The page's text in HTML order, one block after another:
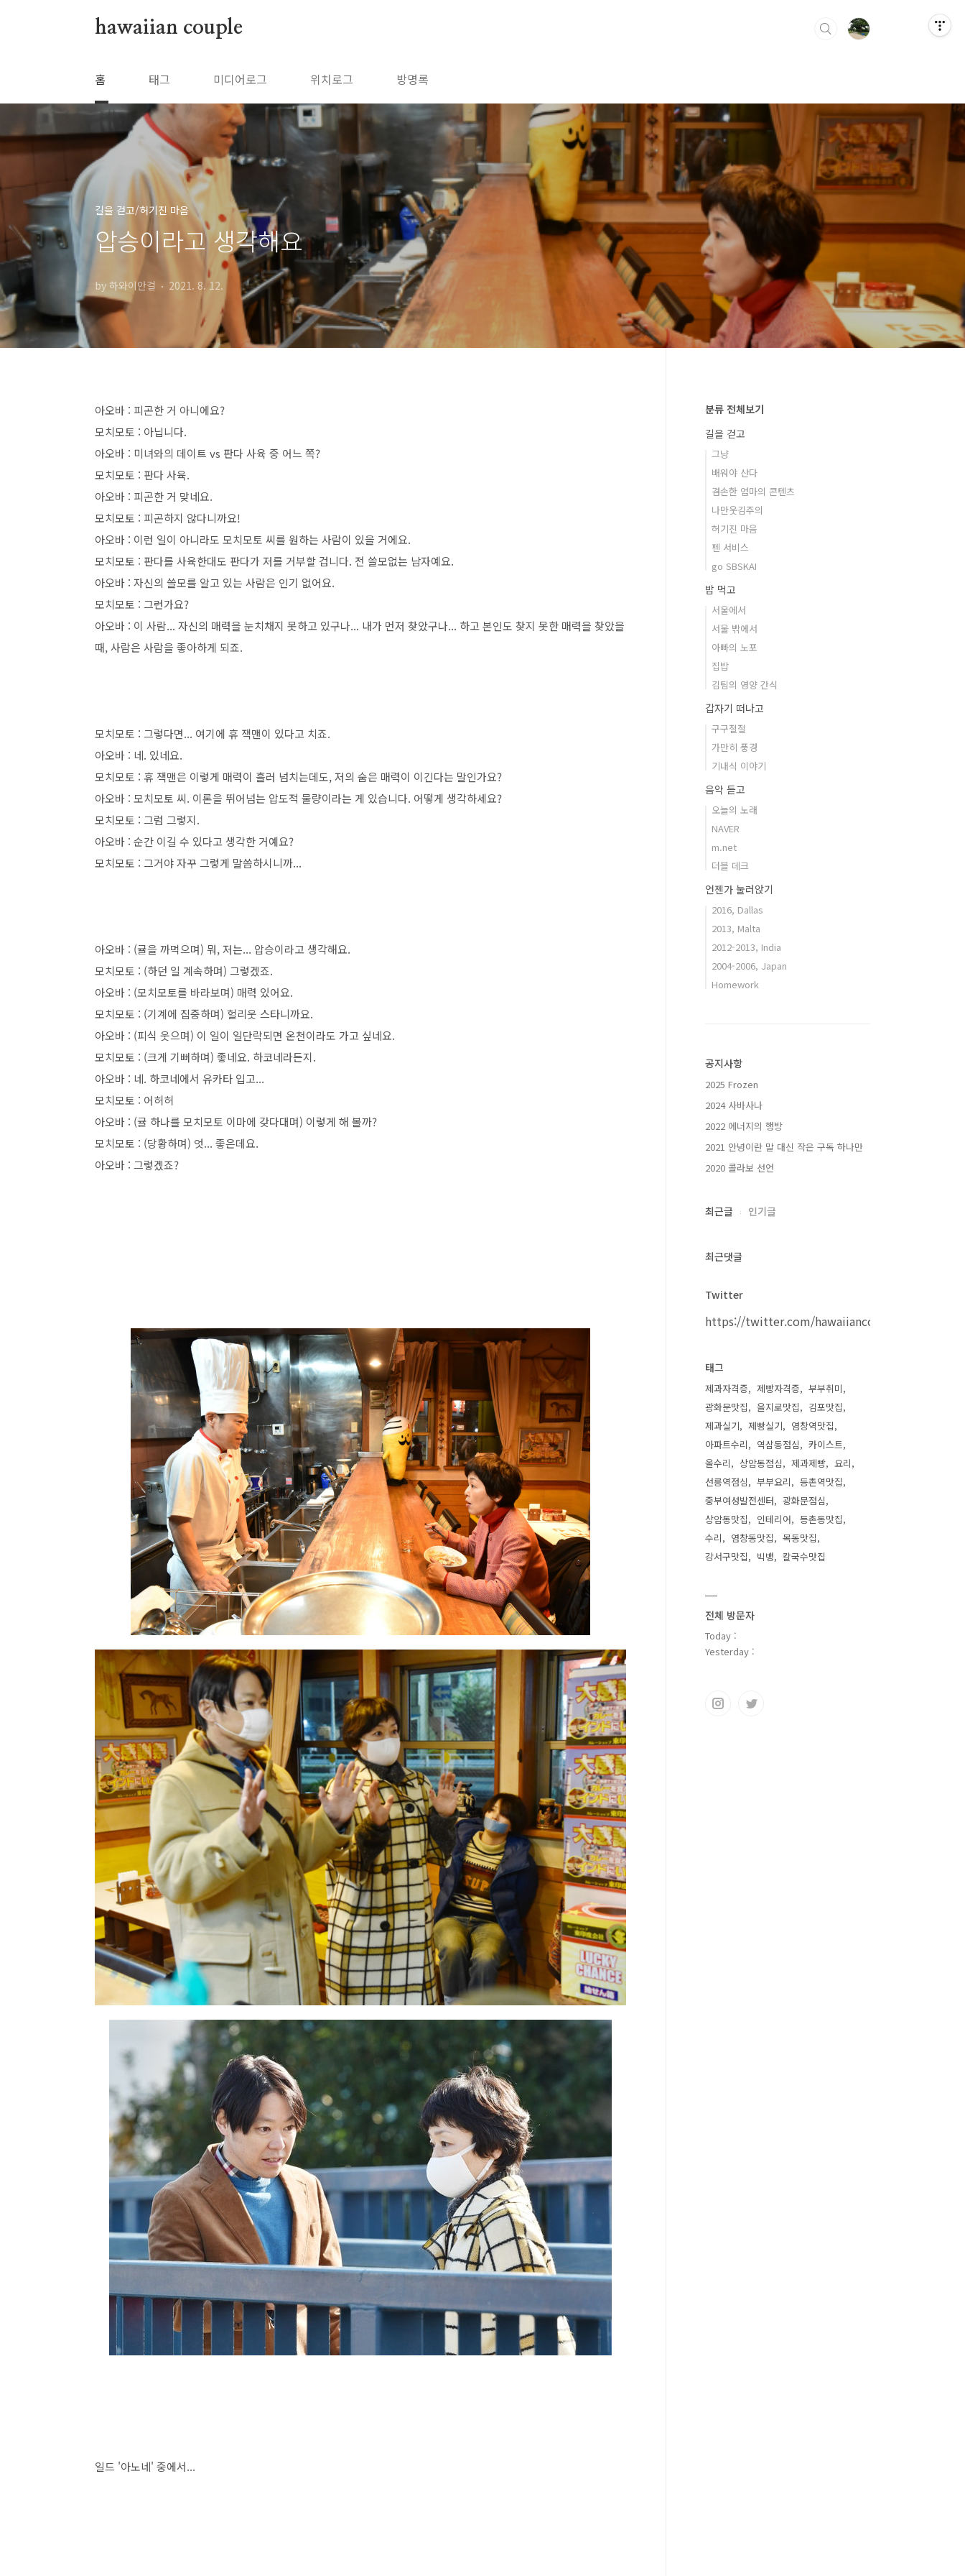
hawaiian couple
홈 태그 미디어로그 위치로그 방명록
길을 걷고/허기진 마음
압승이라고 생각해요
by 하와이안걸 2021. 8. 12.
아오바 : 피곤한 거 아니에요?
모치모토 : 아닙니다.
아오바 : 미녀와의 데이트 vs 판다 사육 중 어느 쪽?
모치모토 : 판다 사육.
아오바 : 피곤한 거 맞네요.
모치모토 : 피곤하지 않다니까요!
아오바 : 이런 일이 아니라도 모치모토 씨를 원하는 사람이 있을 거에요.
모치모토 : 판다를 사육한대도 판다가 저를 거부할 겁니다. 전 쓸모없는 남자예요.
아오바 : 자신의 쓸모를 알고 있는 사람은 인기 없어요.
모치모토 : 그런가요?
아오바 : 이 사람... 자신의 매력을 눈치채지 못하고 있구나... 내가 먼저 찾았구나... 하고 본인도 찾지 못한 매력을 찾았을
때, 사람은 사람을 좋아하게 되죠.
모치모토 : 그렇다면... 여기에 휴 잭맨이 있다고 치죠.
아오바 : 네. 있네요.
모치모토 : 휴 잭맨은 이렇게 매력이 흘러 넘치는데도, 저의 숨은 매력이 이긴다는 말인가요?
아오바 : 모치모토 씨. 이론을 뛰어넘는 압도적 물량이라는 게 있습니다. 어떻게 생각하세요?
모치모토 : 그럼 그렇지.
아오바 : 순간 이길 수 있다고 생각한 거예요?
모치모토 : 그거야 자꾸 그렇게 말씀하시니까...
아오바 : (귤을 까먹으며) 뭐, 저는... 압승이라고 생각해요.
모치모토 : (하던 일 계속하며) 그렇겠죠.
아오바 : (모치모토를 바라보며) 매력 있어요.
모치모토 : (기계에 집중하며) 헐리웃 스타니까요.
아오바 : (피식 웃으며) 이 일이 일단락되면 온천이라도 가고 싶네요.
모치모토 : (크게 기뻐하며) 좋네요. 하코네라든지.
아오바 : 네. 하코네에서 유카타 입고...
모치모토 : 어허허
아오바 : (귤 하나를 모치모토 이마에 갖다대며) 이렇게 해 볼까?
모치모토 : (당황하며) 엇... 좋은데요.
아오바 : 그렇겠죠?
일드 '아노네' 중에서...
분류 전체보기
길을 걷고
그냥
배워야 산다
겸손한 엄마의 콘텐츠
나만웃김주의
허기진 마음
펜 서비스
go SBSKAI
밥 먹고
서울에서
서울 밖에서
아빠의 노포
집밥
김팀의 영양 간식
갑자기 떠나고
구구절절
가만히 풍경
기내식 이야기
음악 듣고
오늘의 노래
NAVER
m.net
더블 데크
언젠가 눌러앉기
2016, Dallas
2013, Malta
2012-2013, India
2004-2006, Japan
Homework
공지사항
2025 Frozen
2024 사바사나
2022 에너지의 행방
2021 안녕이란 말 대신 작은 구독 하나만
2020 콜라보 선언
최근글 인기글
최근댓글
Twitter
https://twitter.com/hawaiiancouple
태그
제과자격증 제빵자격증
부부취미
광화문맛집
을지로맛집
김포맛집
제과실기
제빵실기
염창역맛집
아파트수리
역삼동점심
카이스트
올수리
상암동점심 제과제빵
요리
선릉역점심
부부요리
등촌역맛집
중부여성발전센터
광화문점심
상암동맛집
인테리어
등촌동맛집
수리
염창동맛집
목동맛집
강서구맛집
빅뱅 칼국수맛집
전체 방문자
Today :
Yesterday :